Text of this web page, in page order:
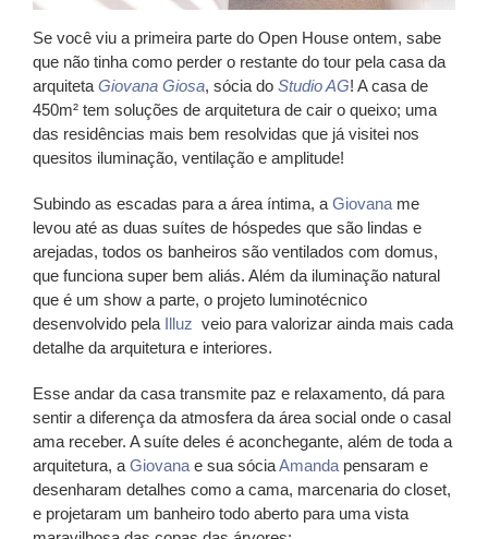
Se você viu a primeira parte do Open House ontem, sabe
que não tinha como perder o restante do tour pela casa da
arquiteta Giovana Giosa, sócia do Studio AG! A casa de
450m² tem soluções de arquitetura de cair o queixo; uma
das residências mais bem resolvidas que já visitei nos
quesitos iluminação, ventilação e amplitude!
Subindo as escadas para a área íntima, a Giovana me
levou até as duas suítes de hóspedes que são lindas e
arejadas, todos os banheiros são ventilados com domus,
que funciona super bem aliás. Além da iluminação natural
que é um show a parte, o projeto luminotécnico
desenvolvido pela Illuz veio para valorizar ainda mais cada
detalhe da arquitetura e interiores.
Esse andar da casa transmite paz e relaxamento, dá para
sentir a diferença da atmosfera da área social onde o casal
ama receber. A suíte deles é aconchegante, além de toda a
arquitetura, a Giovana e sua sóciaAmanda pensaram e
desenharam detalhes como a cama, marcenaria do closet,
e projetaram um banheiro todo aberto para uma vista